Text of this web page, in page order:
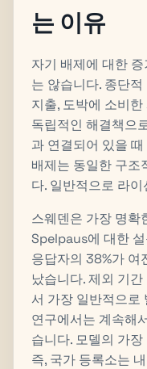
는 이유
자기 배제에 대한
는 않습니다. 종단
지출, 도박에 소비
독립적인 해결책으
과 연결되어 있을
배제는 동일한 구조
다. 일반적으로 라
스웨덴은 가장 명확
Spelpaus에 대한
응답자의 38%가 여
났습니다. 제외 기
서 가장 일반적으로
연구에서는 계속해
습니다. 모델의 가
즉, 국가 등록소는